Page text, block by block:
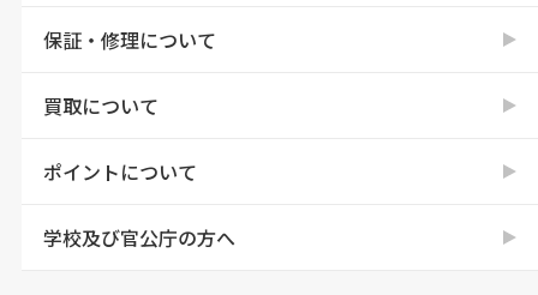
保証・修理について
買取について
ポイントについて
学校及び官公庁の方へ